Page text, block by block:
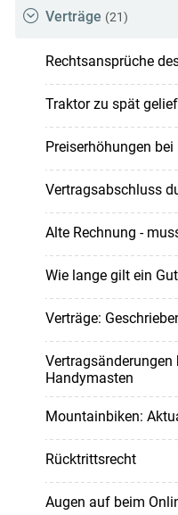
Verträge (21)
Rechtsansprüche
Traktor zu spät
Preiserhöhungen
Vertragsabschluss
Alte Rechnung -
Wie lange gilt ein
Verträge:
Handymasten
Mountainbiken:
Rücktrittsrecht
Augen auf beim